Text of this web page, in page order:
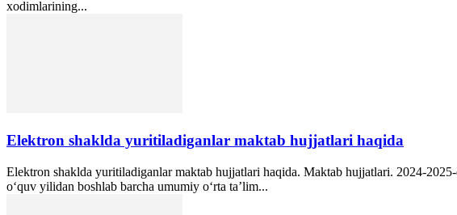
xodimlarining...
Elektron shaklda yuritiladiganlar maktab hujjatlari haqida
Elektron shaklda yuritiladiganlar maktab hujjatlari haqida. Maktab hujjatlari. 2024-
o‘quv yilidan boshlab barcha umumiy o‘rta ta’lim...